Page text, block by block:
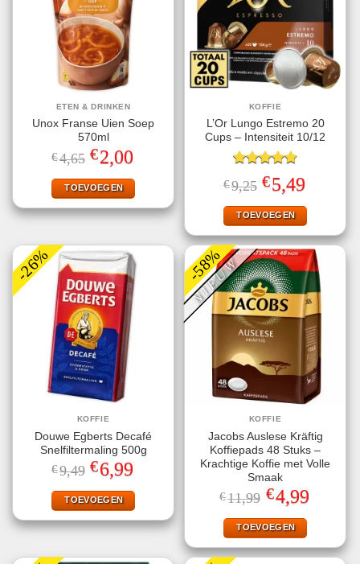
ETEN & DRINKEN
Unox Franse Uien Soep
570ml
€4,65 Oorspronkelijke
prijs
was:
€4,65.
€2,00
is:
€2,00.
TOEVOEGEN
KOFFIE
L’Or Lungo Estremo 20
Cups – Intensiteit 10/12
Gewaardeerd
4.80uit 5
€9,25 Oorspronkelijke
prijs
was:
€9,25.
€5,49
is:
€5,49.
TOEVOEGEN
-26%
KOFFIE
Douwe Egberts Decafé
Snelfiltermaling 500g
€9,49 Oorspronkelijke
prijs
was:
€9,49.
€6,99
is:
€6,99.
TOEVOEGEN
-58%
NIEUW
KOFFIE
Jacobs Auslese Kräftig
Koffiepads 48 Stuks –
Krachtige Koffie met Volle
Smaak
€11,99 Oorspronkelijke
prijs
was:
€11,99.
€4,99Huidige
prijs
TOEVOEGEN